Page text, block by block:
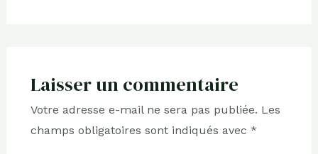
Laisser un commentaire
Votre adresse e-mail ne sera pas publiée. Les
champs obligatoires sont indiqués avec *